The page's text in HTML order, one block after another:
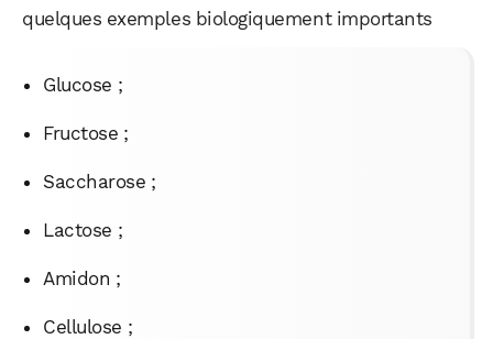
quelques exemples biologiquement importants
Glucose ;
Fructose ;
Saccharose ;
Lactose ;
Amidon ;
Cellulose ;